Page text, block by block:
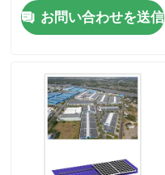
家
プロダクト
ビデオ
お問い合わせを送信